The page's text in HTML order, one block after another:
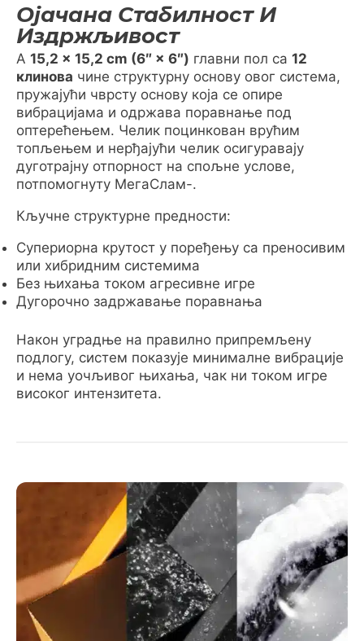
Ојачана Стабилност И
Издржљивост
A 15,2 x 15,2 cm (6″ × 6″) главни пол са 12
клинова чине структурну основу овог система,
пружајући чврсту основу која се опире
вибрацијама и одржава поравнање под
оптерећењем. Челик поцинкован врућим
топљењем и нерђајући челик осигуравају
дуготрајну отпорност на спољне услове,
потпомогнуту МегаСлам-.
Кључне структурне предности:
Супериорна крутост у поређењу са преносивим
или хибридним системима
Без њихања током агресивне игре
Дугорочно задржавање поравнања
Након уградње на правилно припремљену
подлогу, систем показује минималне вибрације
и нема уочљивог њихања, чак ни током игре
високог интензитета.